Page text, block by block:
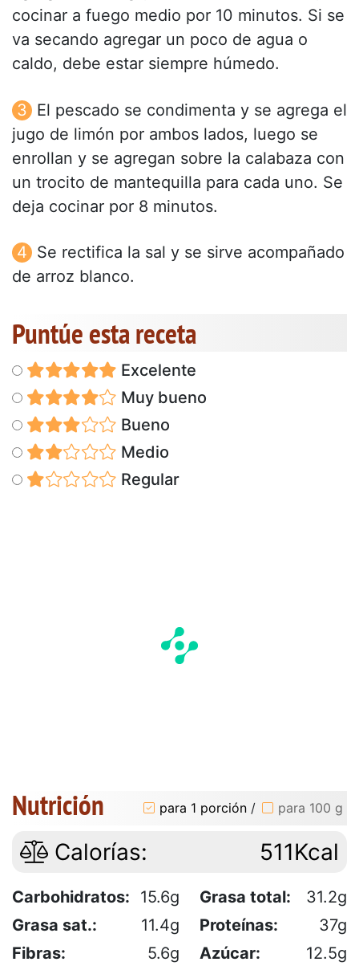
cocinar a fuego medio por 10 minutos. Si se
va secando agregar un poco de agua o
caldo, debe estar siempre húmedo.
El pescado se condimenta y se agrega el
jugo de limón por ambos lados, luego se
enrollan y se agregan sobre la calabaza con
un trocito de mantequilla para cada uno. Se
deja cocinar por 8 minutos.
Se rectifica la sal y se sirve acompañado
de arroz blanco.
Puntúe esta receta
Excelente
Muy bueno
Bueno
Medio
Regular
Nutrición para 1 porción / para 100 g
Calorías: 511Kcal
Carbohidratos: 15.6g Grasa total:
31.2g
Grasa sat.:
11.4g Proteínas:
37g
Fibras:
5.6g Azúcar:
12.5g